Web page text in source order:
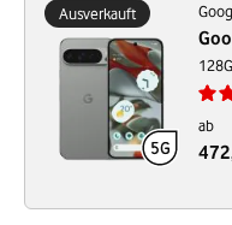
Ausverkauft
ab